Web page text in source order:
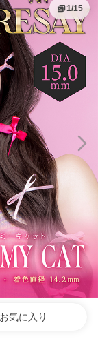
1/15
お気に入り